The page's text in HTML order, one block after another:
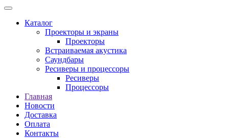
Каталог
Проекторы и экраны
Проекторы
Встраиваемая акустика
Саундбары
Ресиверы и процессоры
Ресиверы
Процессоры
Главная
Новости
Доставка
Оплата
Контакты